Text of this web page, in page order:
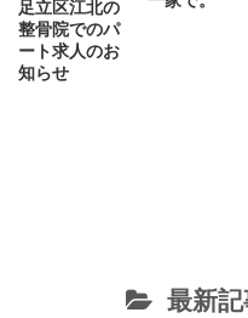
足立区江北の
整骨院でのパ
ート求人のお
知らせ
最新記